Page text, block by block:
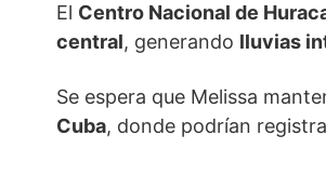
El Centro Nacional de
central, generando lluvias
Se espera que Melissa
Cuba, donde podrían